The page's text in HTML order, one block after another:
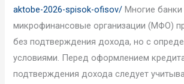
aktobe-2026-spisok-ofisov/ Многие банки
микрофинансовые организации (МФО)
без подтверждения дохода, но с
условиями. Перед оформлением
подтверждения дохода следует